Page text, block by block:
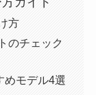
方
のチェック
めモデル4選